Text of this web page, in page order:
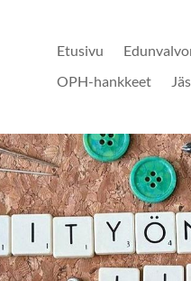
Etusivu
OPH-hankkeet